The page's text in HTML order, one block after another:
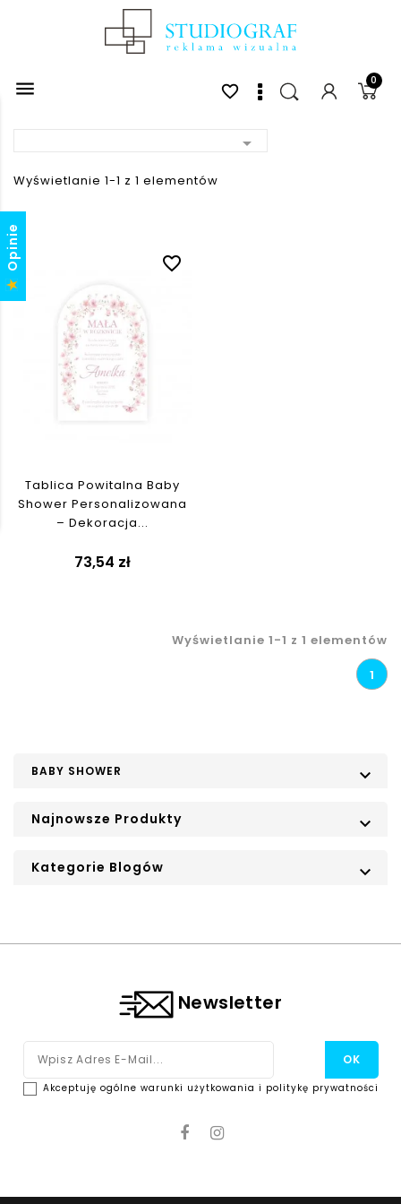
 0
favorite_border

Wyświetlanie 1-1 z 1 elementów
favorite_border
Tablica Powitalna Baby
Shower Personalizowana
– Dekoracja...
73,54 zł
Wyświetlanie 1-1 z 1 elementów
1
BABY SHOWER 
Najnowsze Produkty 
Kategorie Blogów 
Newsletter
Akceptuję ogólne warunki użytkowania i politykę prywatności
Opinie